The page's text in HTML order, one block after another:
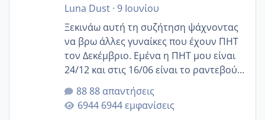
Luna Dust· 9 Ιουνίου
Ξεκινάω αυτή τη συζήτηση ψάχνοντας
να βρω άλλες γυναίκες που έχουν ΠΗΤ
τον Δεκέμβριο. Εμένα η ΠΗΤ μου είναι
24/12 και στις 16/06 είναι το ραντεβού
της αυχενικής διαφάνειας. Έχω αρκετό
άγχος και οι μέρες δεν φαίνεται να
περνάνε με τίποτα.
88 απαντήσεις
6944 εμφανίσεις